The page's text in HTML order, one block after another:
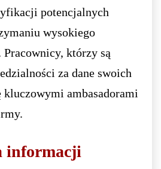
potencjalnych
wysokiego
którzy są
za dane swoich
ambasadorami
informacji